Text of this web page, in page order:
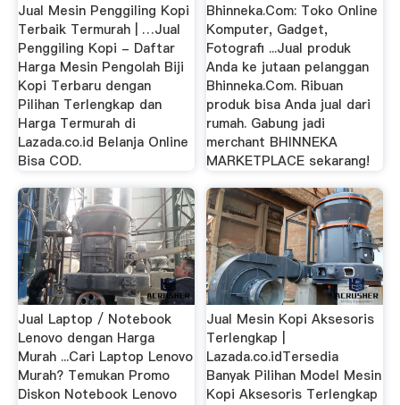
Jual Mesin Penggiling Kopi
Terbaik Termurah | …Jual
Penggiling Kopi - Daftar
Harga Mesin Pengolah Biji
Kopi Terbaru dengan
Pilihan Terlengkap dan
Harga Termurah di
Lazada.co.id Belanja Online
Bisa COD.
Bhinneka.Com: Toko Online
Komputer, Gadget,
Fotografi ...Jual produk
Anda ke jutaan pelanggan
Bhinneka.Com. Ribuan
produk bisa Anda jual dari
rumah. Gabung jadi
merchant BHINNEKA
MARKETPLACE sekarang!
Jual Laptop / Notebook
Lenovo dengan Harga
Murah ...Cari Laptop Lenovo
Murah? Temukan Promo
Diskon Notebook Lenovo
Jual Mesin Kopi Aksesoris
Terlengkap |
Lazada.co.idTersedia
Banyak Pilihan Model Mesin
Kopi Aksesoris Terlengkap